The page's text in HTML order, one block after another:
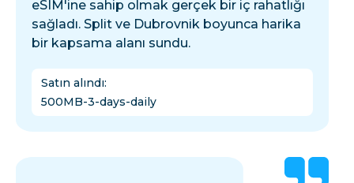
eSIM'ine sahip olmak gerçek bir iç rahatlığı
sağladı. Split ve Dubrovnik boyunca harika
bir kapsama alanı sundu.
Satın alındı:
500MB-3-days-daily